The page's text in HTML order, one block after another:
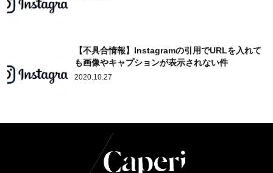
【不具合情報】Instagramの引用でURLを入れて
も画像やキャプションが表示されない件
2020.10.27